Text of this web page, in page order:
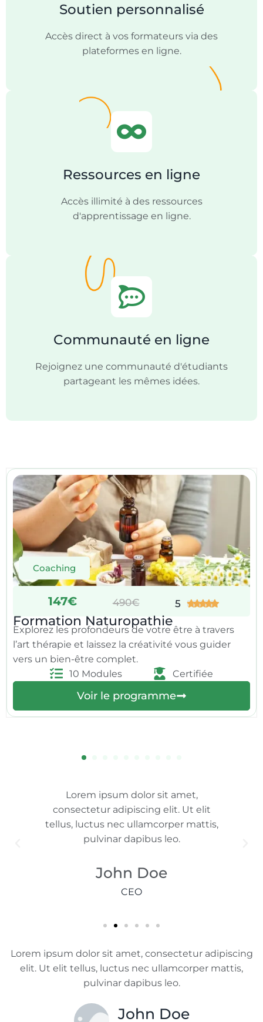
Soutien personnalisé
Accès direct à vos formateurs via des
plateformes en ligne.
Ressources en ligne
Accès illimité à des ressources
d'apprentissage en ligne.
Communauté en ligne
Rejoignez une communauté d'étudiants
partageant les mêmes idées.
Coaching
147€ 490€ 5 
Formation Naturopathie
Explorez les profondeurs de votre être à travers
l’art thérapie et laissez la créativité vous guider
vers un bien-être complet.
10 Modules
Certifiée
Voir le programme
Lorem ipsum dolor sit amet,
consectetur adipiscing elit. Ut elit
tellus, luctus nec ullamcorper mattis,
pulvinar dapibus leo.
John Doe
CEO
Lorem ipsum dolor sit amet, consectetur adipiscing
elit. Ut elit tellus, luctus nec ullamcorper mattis,
pulvinar dapibus leo.
John Doe